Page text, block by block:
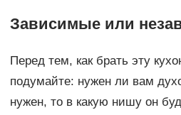
Зависимые или
Перед тем, как брать эту
подумайте: нужен ли вам
нужен, то в какую нишу он